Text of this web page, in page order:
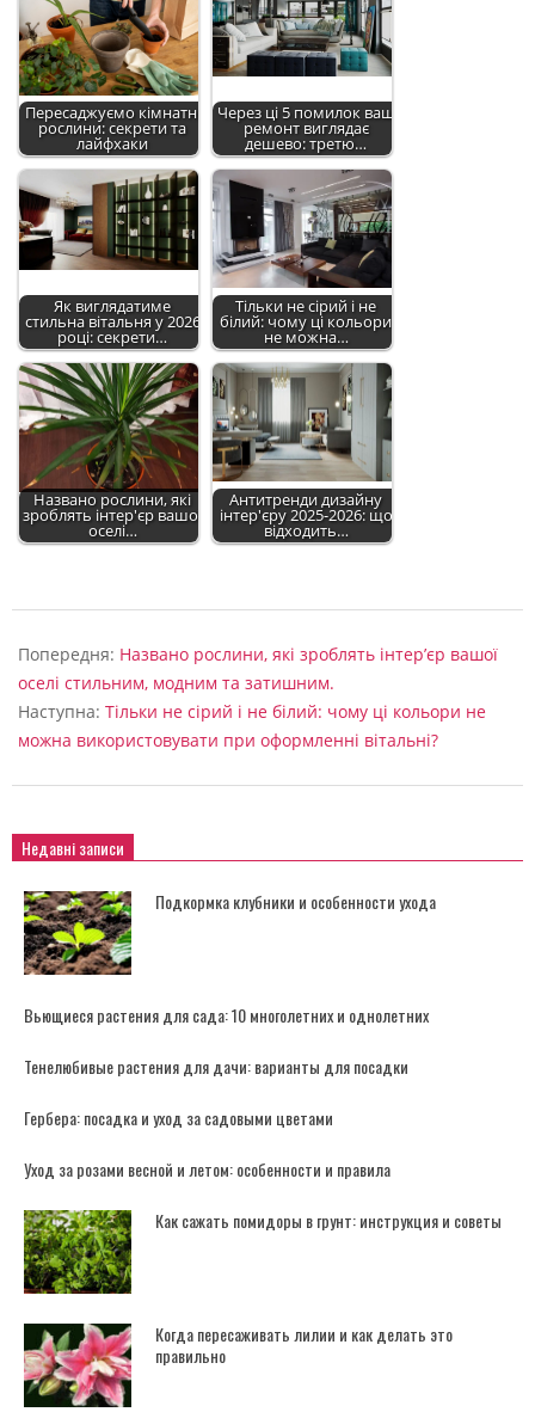
Пересаджуємо кімнатні
рослини: секрети та
лайфхаки
Через ці 5 помилок ваш
ремонт виглядає
дешево: третю…
Як виглядатиме
стильна вітальня у 2026
році: секрети…
Тільки не сірий і не
білий: чому ці кольори
не можна…
Названо рослини, які
зроблять інтер'єр вашої
оселі…
Антитренди дизайну
інтер'єру 2025-2026: що
відходить…
02-
18
Попередня: Названо рослини, які зроблять інтер’єр вашої
оселі стильним, модним та затишним.
Наступна: Тільки не сірий і не білий: чому ці кольори не
можна використовувати при оформленні вітальні?
Недавні записи
Подкормка клубники и особенности ухода
Вьющиеся растения для сада: 10 многолетних и однолетних
Тенелюбивые растения для дачи: варианты для посадки
Гербера: посадка и уход за садовыми цветами
Уход за розами весной и летом: особенности и правила
Как сажать помидоры в грунт: инструкция и советы
Когда пересаживать лилии и как делать это
правильно